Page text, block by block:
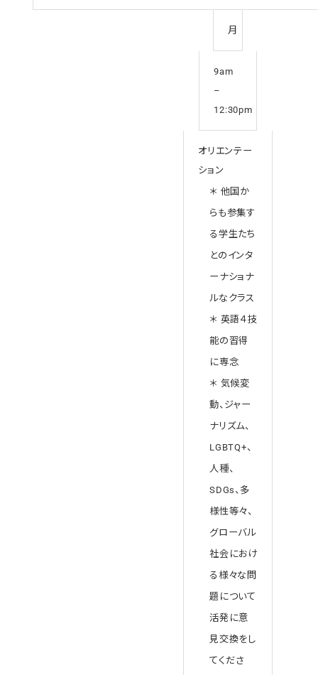
月
9am
–
12:30pm
オリエンテー
ション
＊ 他国か
らも参集す
る学生たち
とのインタ
ーナショナ
ルなクラス
＊ 英語４技
能の習得
に専念
＊ 気候変
動、ジャー
ナリズム、
LGBTQ+、
人種、
SDGs、多
様性等々、
グローバル
社会におけ
る様々な問
題について
活発に意
見交換をし
てくださ